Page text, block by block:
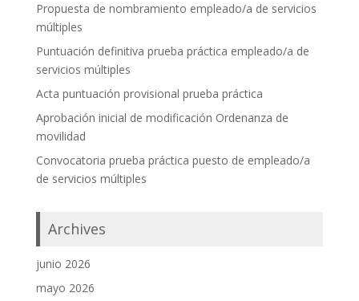
Propuesta de nombramiento empleado/a de servicios
múltiples
Puntuación definitiva prueba práctica empleado/a de
servicios múltiples
Acta puntuación provisional prueba práctica
Aprobación inicial de modificación Ordenanza de
movilidad
Convocatoria prueba práctica puesto de empleado/a
de servicios múltiples
Archives
junio 2026
mayo 2026